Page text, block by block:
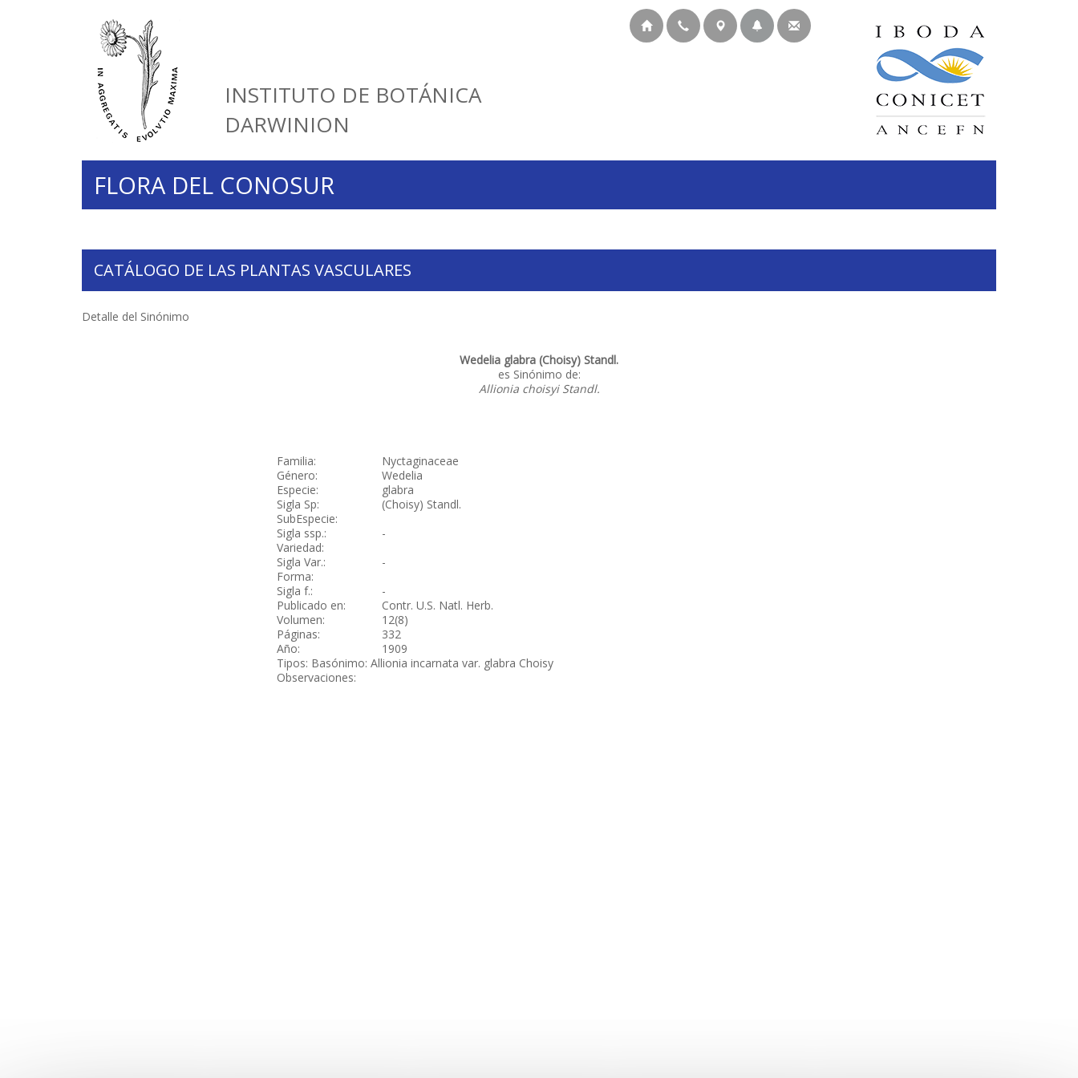
INSTITUTO DE BOTÁNICA
DARWINION
FLORA DEL CONOSUR
CATÁLOGO DE LAS PLANTAS VASCULARES
Detalle del Sinónimo
Wedelia glabra (Choisy) Standl.
es Sinónimo de:
Allionia choisyi Standl.
Familia:
Nyctaginaceae
Género:
Wedelia
Especie:
glabra
Sigla Sp:
(Choisy) Standl.
SubEspecie:
Sigla ssp.:
-
Variedad:
Sigla Var.:
-
Forma:
Sigla f.:
-
Publicado en:
Contr. U.S. Natl. Herb.
Volumen:
12(8)
Páginas:
332
Año:
1909
Tipos: Basónimo: Allionia incarnata var. glabra Choisy
Observaciones: